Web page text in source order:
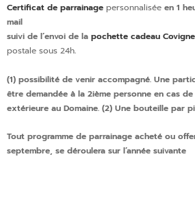
Certificat de parrainage personnalisée en 1
mail
suivi de l’envoi de la pochette cadeau
postale sous 24h.
(1) possibilité de venir accompagné. Une
être demandée à la 2ième personne en cas
extérieure au Domaine. (2) Une bouteille par
Tout programme de parrainage acheté ou
septembre, se déroulera sur l’année suivante